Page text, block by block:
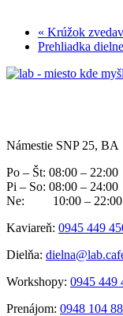
« Krúžok
Prehliadka dielne
Námestie SNP 25, BA
Po – Št: 08:00 – 22:00
Pi – So: 08:00 – 24:00
Ne: 10:00 – 22:00
Kaviareň: 0945 449
Dielňa:
Workshopy: 0945 449
Prenájom: 0948 104